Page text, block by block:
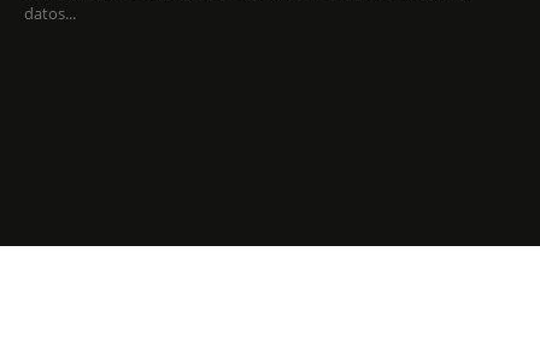
datos...